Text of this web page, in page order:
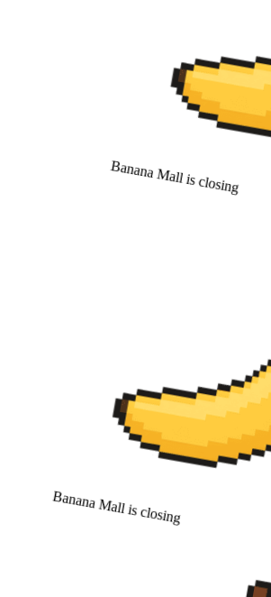
Banana Mall is closing
Banana Mall is closing